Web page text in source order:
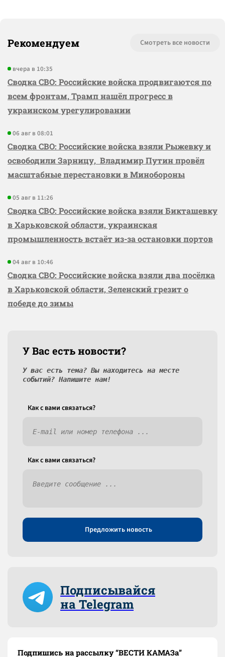
Рекомендуем Смотреть все новости
вчера в 10:35
Сводка СВО: Российские войска продвигаются по
всем фронтам, Трамп нашёл прогресс в
украинском урегулировании
06 авг в 08:01
Сводка СВО: Российские войска взяли Рыжевку и
освободили Зарницу, Владимир Путин провёл
масштабные перестановки в Минобороны
05 авг в 11:26
Сводка СВО: Российские войска взяли Бикташевку
в Харьковской области, украинская
промышленность встаёт из-за остановки портов
04 авг в 10:46
Сводка СВО: Российские войска взяли два посёлка
в Харьковской области, Зеленский грезит о
победе до зимы
У Вас есть новости?
У вас есть тема? Вы находитесь на месте
событий? Напишите нам!
Как c вами связаться?
Как c вами связаться?
Предложить новость
Подписывайся
на Telegram
Подпишись на рассылку “ВЕСТИ КАМАЗа”